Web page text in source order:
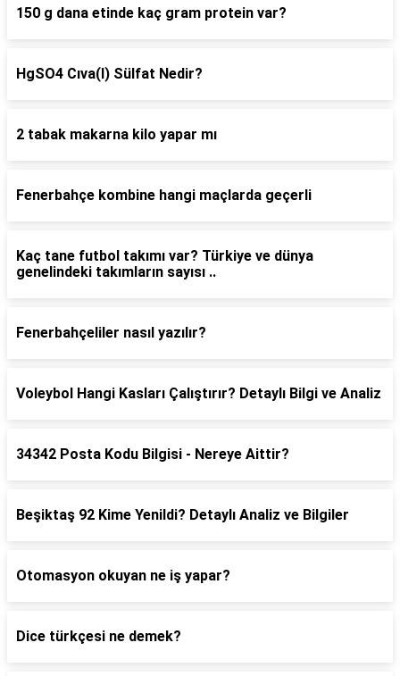
150 g dana etinde kaç gram protein var?
HgSO4 Cıva(I) Sülfat Nedir?
2 tabak makarna kilo yapar mı
Fenerbahçe kombine hangi maçlarda geçerli
Kaç tane futbol takımı var? Türkiye ve dünya
genelindeki takımların sayısı ..
Fenerbahçeliler nasıl yazılır?
Voleybol Hangi Kasları Çalıştırır? Detaylı Bilgi ve Analiz
34342 Posta Kodu Bilgisi - Nereye Aittir?
Beşiktaş 92 Kime Yenildi? Detaylı Analiz ve Bilgiler
Otomasyon okuyan ne iş yapar?
Dice türkçesi ne demek?